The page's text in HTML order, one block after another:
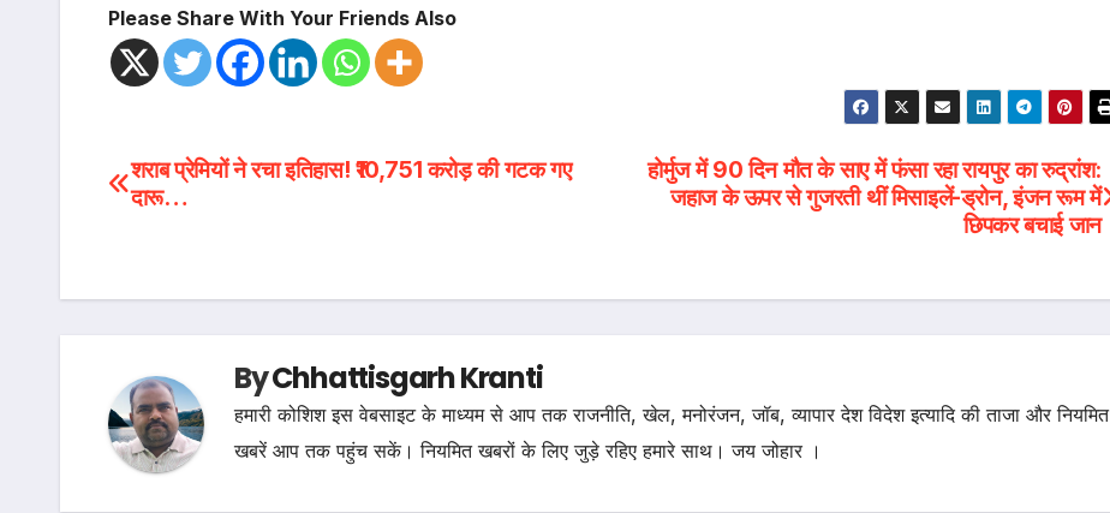
Please Share With Your Friends Also
Post
होर्मुज में 90 दिन मौत के साए में फंसा रहा रायपुर का रुद्रांश:
जहाज के ऊपर से गुजरती थीं मिसाइलें-ड्रोन, इंजन रूम में
छिपकर बचाई जान
शराब प्रेमियों ने रचा इतिहास! ₹10,751 करोड़ की गटक गए
दारू…
ByChhattisgarh Kranti
हमारी कोशिश इस वेबसाइट के माध्यम से आप तक राजनीति, खेल, मनोरंजन, जॉब, व्यापार देश विदेश इत्यादि की ताजा और नियमित
खबरें आप तक पहुंच सकें। नियमित खबरों के लिए जुड़े रहिए हमारे साथ। जय जोहार ।